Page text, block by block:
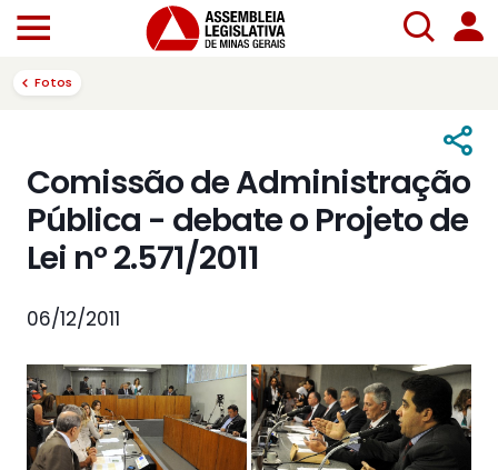
Fotos
Comissão de Administração
Pública - debate o Projeto de
Lei nº 2.571/2011
06/12/2011